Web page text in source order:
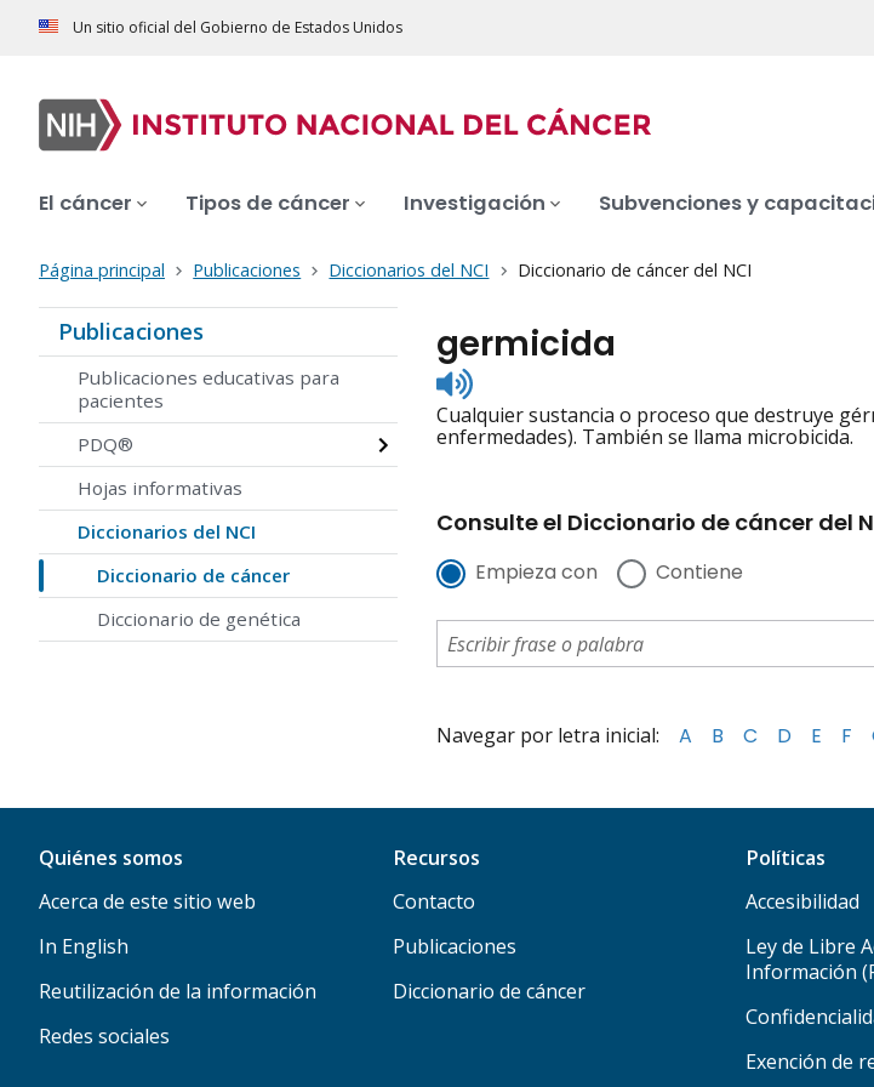
Un sitio oficial del Gobierno de Estados Unidos
El cáncer Tipos de cáncer Investigación Subvenciones y
Página principal Publicaciones Diccionarios del NCI Diccionario de cáncer del NCI
Publicaciones
Publicaciones educativas para
pacientes
PDQ®
Hojas informativas
Diccionarios del NCI
Diccionario de cáncer
Diccionario de genética
germicida
Listen
to
pronunciation
Cualquier sustancia o proceso que destruye
enfermedades). También se llama microbicida.
Consulte el Diccionario de cáncer del
Empieza con Contiene
Navegar por letra inicial: A B C D E F
Quiénes somos
Acerca de este sitio web
In English
Reutilización de la información
Redes sociales
Recursos
Contacto
Publicaciones
Diccionario de cáncer
Políticas
Accesibilidad
Ley de Libre
Información
Exención de